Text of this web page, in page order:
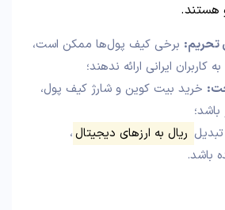
هستند.
برخی کیف پول‌ها ممکن است،
ایرانی ارائه ندهند؛
خرید بیت کوین و شارژ کیف پول،
تبدیل ریال به ارزهای دیجیتال،
باشد.